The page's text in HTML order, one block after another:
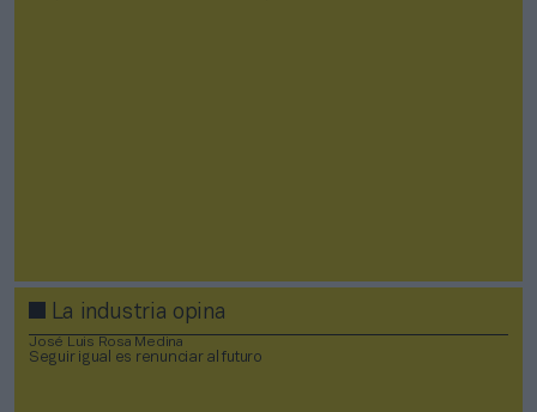
La industria opina
José Luis Rosa Medina
Seguir igual es renunciar al futuro